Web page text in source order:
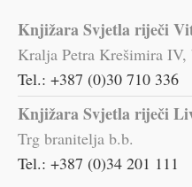
Knjižara Svjetla riječi
Kralja Petra Krešimira IV,
Tel.: +387 (0)30 710 336
Knjižara Svjetla riječi
Trg branitelja b.b.
Tel.: +387 (0)34 201 111